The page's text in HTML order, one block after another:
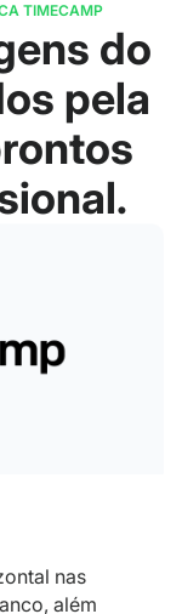
TIMECAMP
do
pela
nas
além